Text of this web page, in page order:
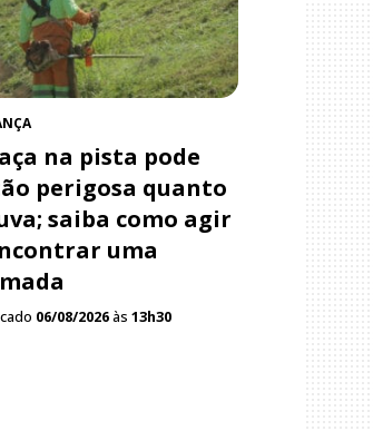
na pista pode
perigosa quanto
saiba como agir
uma
06/08/2026às 13h30